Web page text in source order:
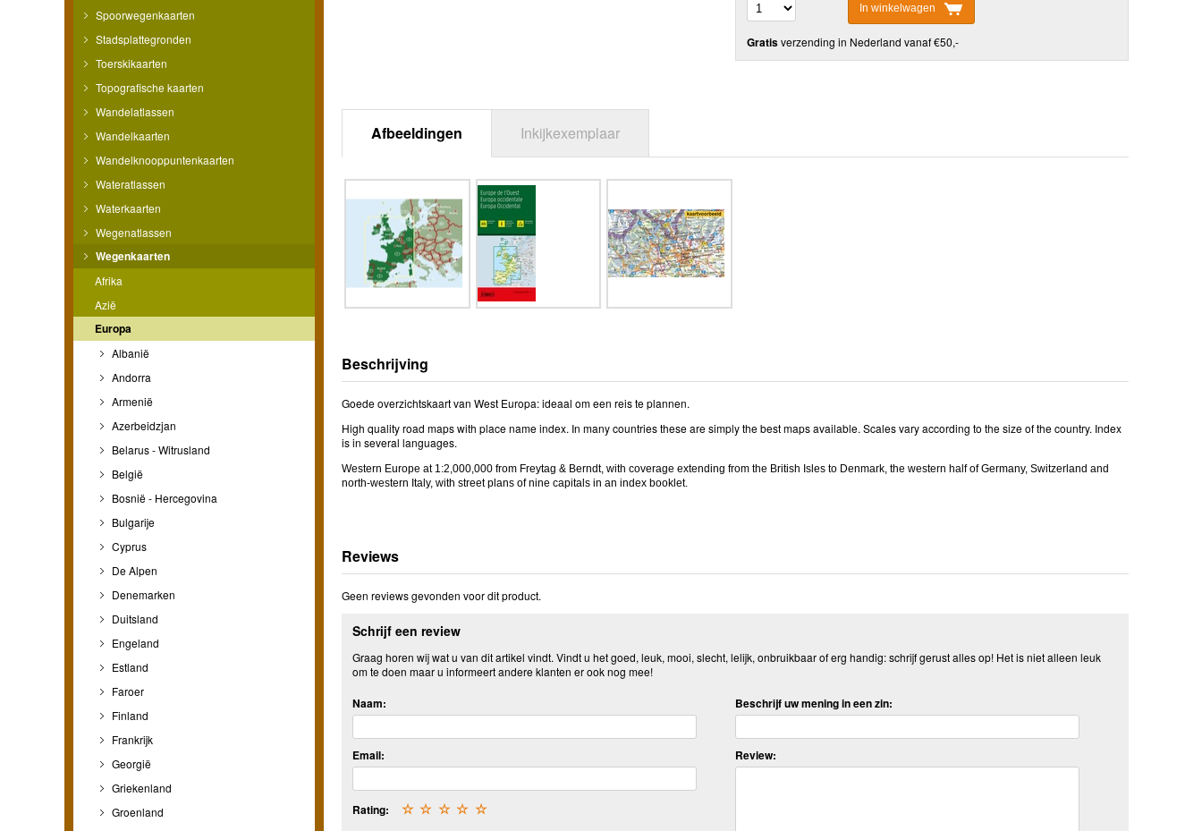
Spoorwegenkaarten
Stadsplattegronden
Toerskikaarten
Topografische kaarten
Wandelatlassen
Wandelkaarten
Wandelknooppuntenkaarten
Wateratlassen
Waterkaarten
Wegenatlassen
Wegenkaarten
Afrika
Azië
Europa
Albanië
Andorra
Armenië
Azerbeidzjan
Belarus - Witrusland
België
Bosnië - Hercegovina
Bulgarije
Cyprus
De Alpen
Denemarken
Duitsland
Engeland
Estland
Faroer
Finland
Frankrijk
Georgië
Griekenland
Groenland
In winkelwagen
Gratisverzending in Nederland vanaf €50,-
Afbeeldingen Inkijkexemplaar
Beschrijving
Goede overzichtskaart van West Europa: ideaal om een reis te plannen.
High quality road maps with place name index. In many countries these are simply the best maps available. Scales vary according to the size of the country. Index
is in several languages.
Western Europe at 1:2,000,000 from Freytag & Berndt, with coverage extending from the British Isles to Denmark, the western half of Germany, Switzerland and
north-western Italy, with street plans of nine capitals in an index booklet.
Reviews
Geen reviews gevonden voor dit product.
Schrijf een review
Graag horen wij wat u van dit artikel vindt. Vindt u het goed, leuk, mooi, slecht, lelijk, onbruikbaar of erg handig: schrijf gerust alles op! Het is niet alleen leuk
om te doen maar u informeert andere klanten er ook nog mee!
Naam:
Email:
Rating: ☆
☆
☆
☆
☆
Beschrijf uw mening in een zin:
Review: